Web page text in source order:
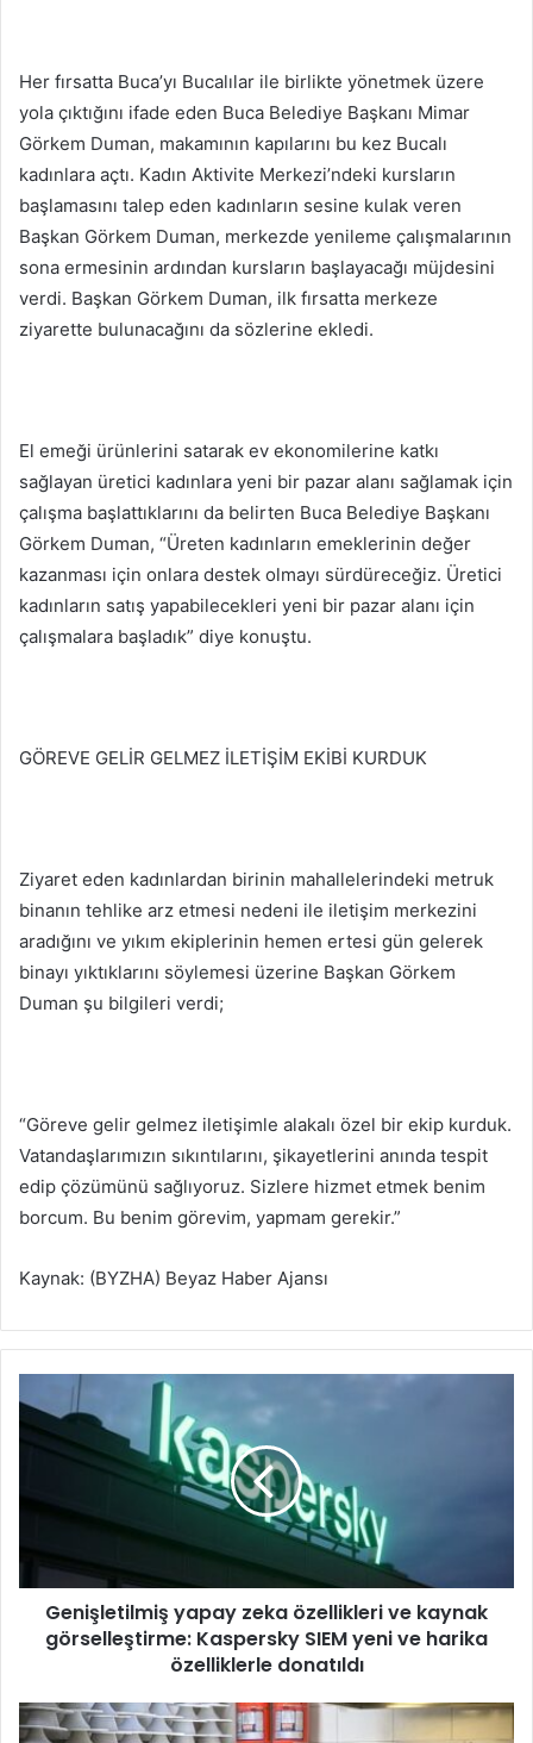
Her fırsatta Buca’yı Bucalılar ile birlikte yönetmek üzere
yola çıktığını ifade eden Buca Belediye Başkanı Mimar
Görkem Duman, makamının kapılarını bu kez Bucalı
kadınlara açtı. Kadın Aktivite Merkezi’ndeki kursların
başlamasını talep eden kadınların sesine kulak veren
Başkan Görkem Duman, merkezde yenileme çalışmalarının
sona ermesinin ardından kursların başlayacağı müjdesini
verdi. Başkan Görkem Duman, ilk fırsatta merkeze
ziyarette bulunacağını da sözlerine ekledi.
El emeği ürünlerini satarak ev ekonomilerine katkı
sağlayan üretici kadınlara yeni bir pazar alanı sağlamak için
çalışma başlattıklarını da belirten Buca Belediye Başkanı
Görkem Duman, “Üreten kadınların emeklerinin değer
kazanması için onlara destek olmayı sürdüreceğiz. Üretici
kadınların satış yapabilecekleri yeni bir pazar alanı için
çalışmalara başladık” diye konuştu.
GÖREVE GELİR GELMEZ İLETİŞİM EKİBİ KURDUK
Ziyaret eden kadınlardan birinin mahallelerindeki metruk
binanın tehlike arz etmesi nedeni ile iletişim merkezini
aradığını ve yıkım ekiplerinin hemen ertesi gün gelerek
binayı yıktıklarını söylemesi üzerine Başkan Görkem
Duman şu bilgileri verdi;
“Göreve gelir gelmez iletişimle alakalı özel bir ekip kurduk.
Vatandaşlarımızın sıkıntılarını, şikayetlerini anında tespit
edip çözümünü sağlıyoruz. Sizlere hizmet etmek benim
borcum. Bu benim görevim, yapmam gerekir.”
Kaynak: (BYZHA) Beyaz Haber Ajansı
e
t
i
y
a
Genişletilmiş yapay zeka özellikleri ve kaynak
görselleştirme: Kaspersky SIEM yeni ve harika
özelliklerle donatıldı
B